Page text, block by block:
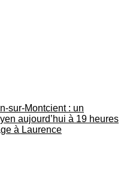
: un
aujourd’hui à 19 heures
à Laurence